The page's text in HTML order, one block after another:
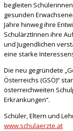
begleiten
gesunden
Jahre hinweg ihre
SchulärztInnen ihre
und Jugendlichen
eine starke
Die neu gegründete
Österreichs (GSÖ)“
österreichweiten
Erkrankungen“.
Schüler, Eltern und
www.schulaerzte.at